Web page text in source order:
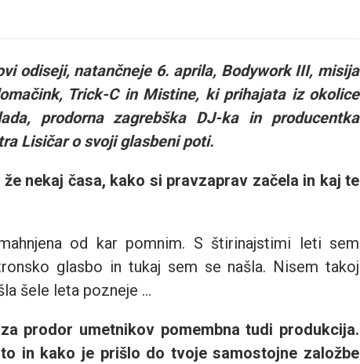
odiseji, natančneje 6. aprila, Bodywork III, misija
Trick-C in Mistine, ki prihajata iz okolice
prodorna zagrebška DJ-ka in producentka
Lisičar o svoji glasbeni poti.
nekaj časa, kako si pravzaprav začela in kaj te
od kar pomnim. S štirinajstimi leti sem
glasbo in tukaj sem se našla. Nisem takoj
šele leta pozneje ...
prodor umetnikov pomembna tudi produkcija.
in kako je prišlo do tvoje samostojne založbe